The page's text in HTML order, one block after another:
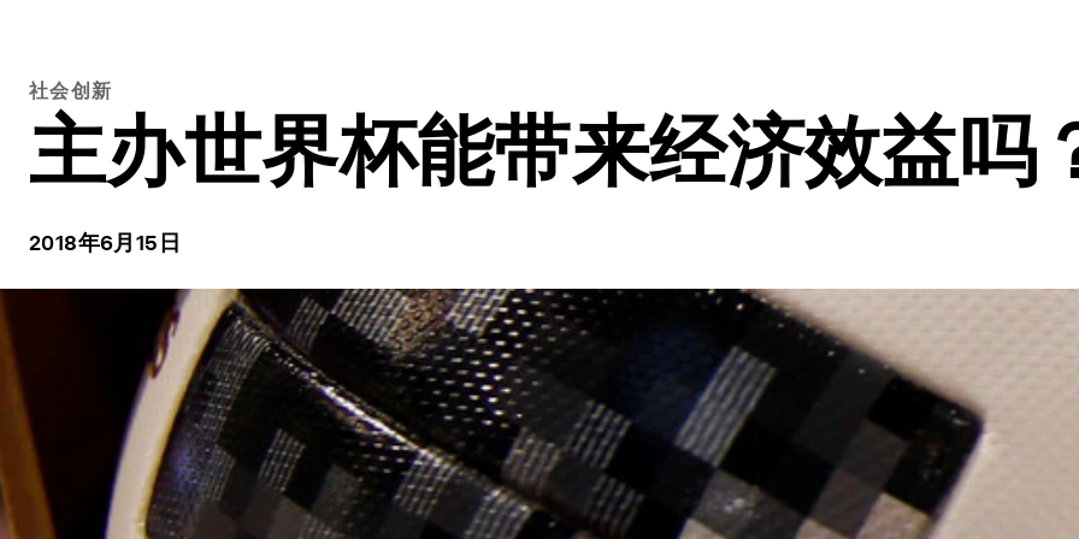
社会创新
主办世界杯能带来经济效益吗
2018年6月15日